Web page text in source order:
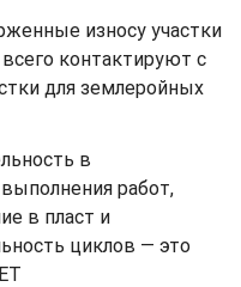
износу участки
контактируют с
для землеройных
в
работ,
в пласт и
циклов — это